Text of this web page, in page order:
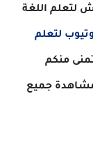
لتعلم اللغة
لتعلم
منكم
جميع